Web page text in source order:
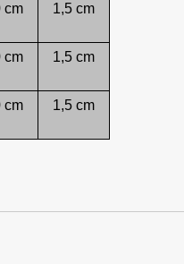
cm
1,5 cm
cm
1,5 cm
cm
1,5 cm